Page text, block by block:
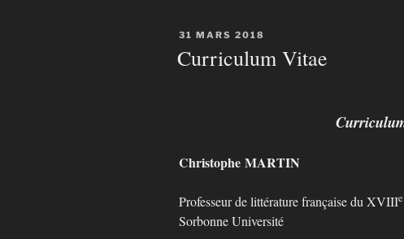
PUBLIÉ
31 MARS 2018
Curriculum Vitae
Christophe MARTIN
Professeur de littérature française du XVIIIe
Sorbonne Université